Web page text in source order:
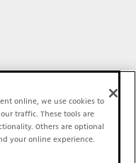
online, we use cookies to
traffic. These tools are
Others are optional
your online experience.